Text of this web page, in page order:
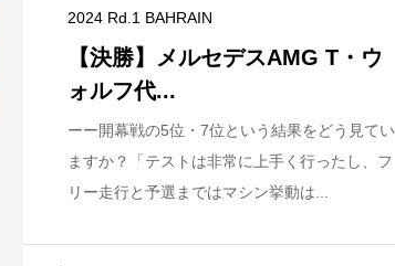
2024 Rd.1 BAHRAIN
【決勝】メルセデスAMG T・ウ
ォルフ代...
ーー開幕戦の5位・7位という結果をどう見てい
ますか？「テストは非常に上手く行ったし、フ
リー走行と予選まではマシン挙動は...